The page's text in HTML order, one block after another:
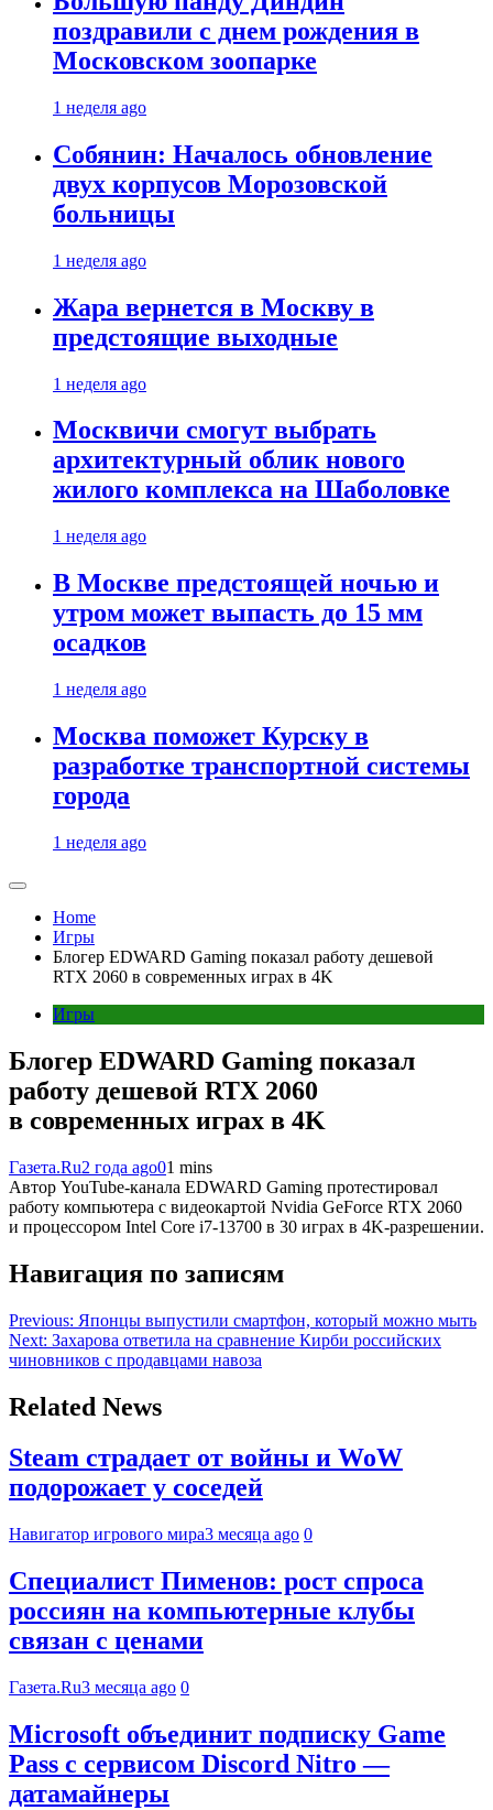
поздравили с днем рождения в
Московском зоопарке
1 неделя ago
Собянин: Началось обновление
двух корпусов Морозовской
больницы
1 неделя ago
Жара вернется в Москву в
предстоящие выходные
1 неделя ago
Москвичи смогут выбрать
архитектурный облик нового
жилого комплекса на Шаболовке
1 неделя ago
В Москве предстоящей ночью и
утром может выпасть до 15 мм
осадков
1 неделя ago
Москва поможет Курску в
разработке транспортной системы
города
1 неделя ago
Home
Игры
Блогер EDWARD Gaming показал работу дешевой
RTX 2060 в современных играх в 4K
Игры
Блогер EDWARD Gaming показал
работу дешевой RTX 2060
в современных играх в 4K
Газета.Ru2 года ago01 mins
Автор YouTube-канала EDWARD Gaming протестировал
работу компьютера с видеокартой Nvidia GeForce RTX 2060
и процессором Intel Core i7-13700 в 30 играх в 4K-разрешении.
Навигация по записям
Previous: Японцы выпустили смартфон, который можно мыть
Next: Захарова ответила на сравнение Кирби российских
чиновников с продавцами навоза
Related News
Steam страдает от войны и WoW
подорожает у соседей
Навигатор игрового мира3 месяца ago 0
Специалист Пименов: рост спроса
россиян на компьютерные клубы
связан с ценами
Газета.Ru3 месяца ago 0
Microsoft объединит подписку Game
Pass с сервисом Discord Nitro —
датамайнеры